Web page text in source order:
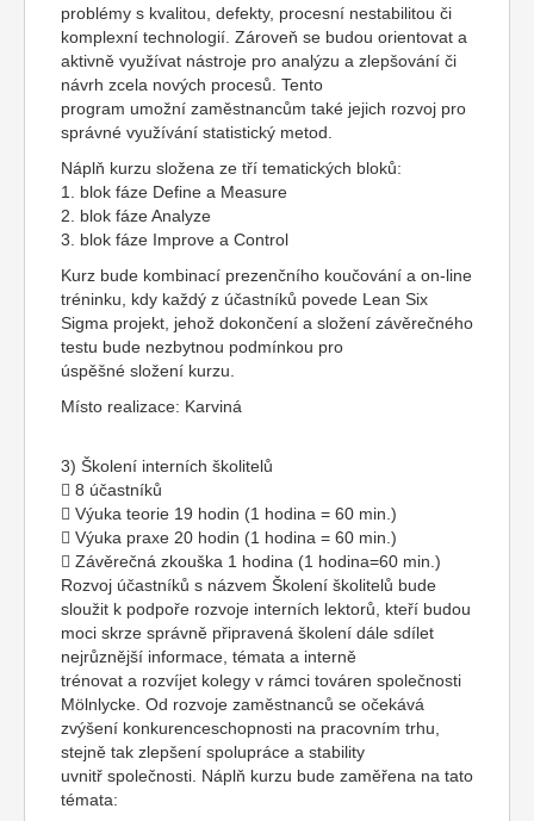
problémy s kvalitou, defekty, procesní nestabilitou či
komplexní technologií. Zároveň se budou orientovat a
aktivně využívat nástroje pro analýzu a zlepšování či
návrh zcela nových procesů. Tento
program umožní zaměstnancům také jejich rozvoj pro
správné využívání statistický metod.
Náplň kurzu složena ze tří tematických bloků:
1. blok fáze Define a Measure
2. blok fáze Analyze
3. blok fáze Improve a Control
Kurz bude kombinací prezenčního koučování a on-line
tréninku, kdy každý z účastníků povede Lean Six
Sigma projekt, jehož dokončení a složení závěrečného
testu bude nezbytnou podmínkou pro
úspěšné složení kurzu.
Místo realizace: Karviná
3) Školení interních školitelů
 8 účastníků
 Výuka teorie 19 hodin (1 hodina = 60 min.)
 Výuka praxe 20 hodin (1 hodina = 60 min.)
 Závěrečná zkouška 1 hodina (1 hodina=60 min.)
Rozvoj účastníků s názvem Školení školitelů bude
sloužit k podpoře rozvoje interních lektorů, kteří budou
moci skrze správně připravená školení dále sdílet
nejrůznější informace, témata a interně
trénovat a rozvíjet kolegy v rámci továren společnosti
Mölnlycke. Od rozvoje zaměstnanců se očekává
zvýšení konkurenceschopnosti na pracovním trhu,
stejně tak zlepšení spolupráce a stability
uvnitř společnosti. Náplň kurzu bude zaměřena na tato
témata: